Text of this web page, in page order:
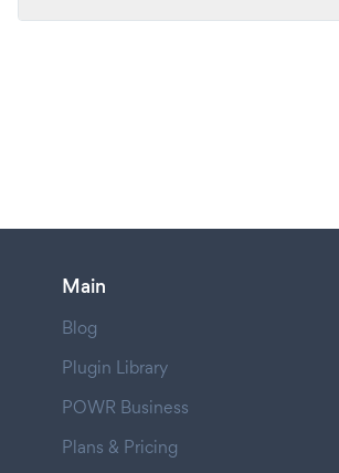
Main
Blog
Plugin Library
POWR Business
Plans & Pricing